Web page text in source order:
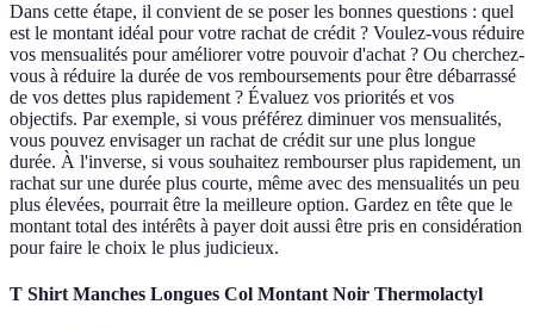
Dans cette étape, il convient de se poser les bonnes questions : quel
est le montant idéal pour votre rachat de crédit ? Voulez-vous réduire
vos mensualités pour améliorer votre pouvoir d'achat ? Ou cherchez-
vous à réduire la durée de vos remboursements pour être débarrassé
de vos dettes plus rapidement ? Évaluez vos priorités et vos
objectifs. Par exemple, si vous préférez diminuer vos mensualités,
vous pouvez envisager un rachat de crédit sur une plus longue
durée. À l'inverse, si vous souhaitez rembourser plus rapidement, un
rachat sur une durée plus courte, même avec des mensualités un peu
plus élevées, pourrait être la meilleure option. Gardez en tête que le
montant total des intérêts à payer doit aussi être pris en considération
pour faire le choix le plus judicieux.
T Shirt Manches Longues Col Montant Noir Thermolactyl